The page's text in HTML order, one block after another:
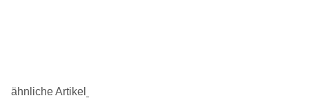
ähnliche Artikel